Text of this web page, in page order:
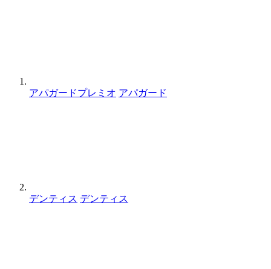
アパガードプレミオ アパガード
デンティス デンティス